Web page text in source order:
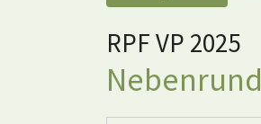
RPF VP 2025